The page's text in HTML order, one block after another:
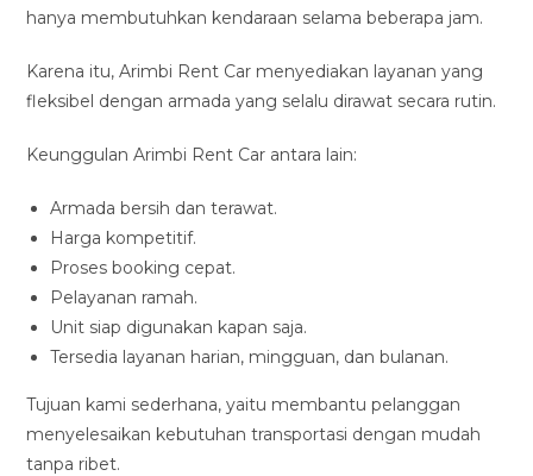
hanya membutuhkan kendaraan selama beberapa jam.
Karena itu, Arimbi Rent Car menyediakan layanan yang
fleksibel dengan armada yang selalu dirawat secara rutin.
Keunggulan Arimbi Rent Car antara lain:
Armada bersih dan terawat.
Harga kompetitif.
Proses booking cepat.
Pelayanan ramah.
Unit siap digunakan kapan saja.
Tersedia layanan harian, mingguan, dan bulanan.
Tujuan kami sederhana, yaitu membantu pelanggan
menyelesaikan kebutuhan transportasi dengan mudah
tanpa ribet.